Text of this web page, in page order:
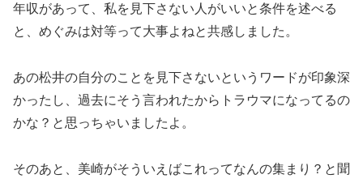
年収があって、私を見下さない人がいいと条件を述べる
と、めぐみは対等って大事よねと共感しました。
あの松井の自分のことを見下さないというワードが印象深
かったし、過去にそう言われたからトラウマになってるの
かな？と思っちゃいましたよ。
そのあと、美崎がそういえばこれってなんの集まり？と聞